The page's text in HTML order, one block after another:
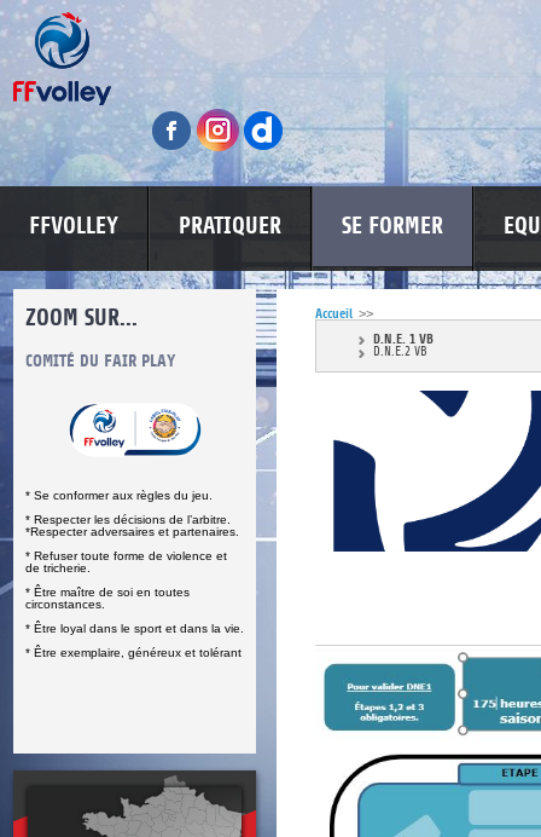
FFVOLLEY PRATIQUER SE FORMER
ZOOM SUR...
COMITÉ DU FAIR PLAY
* Se conformer aux règles du jeu.
* Respecter les décisions de l’arbitre.
*Respecter adversaires et partenaires.
* Refuser toute forme de violence et
de tricherie.
* Être maître de soi en toutes
circonstances.
* Être loyal dans le sport et dans la vie.
* Être exemplaire, généreux et tolérant
LUTTE CONTRE LES VIOLENCES
Accueil >>
D.N.E. 1 VB
D.N.E.2 VB